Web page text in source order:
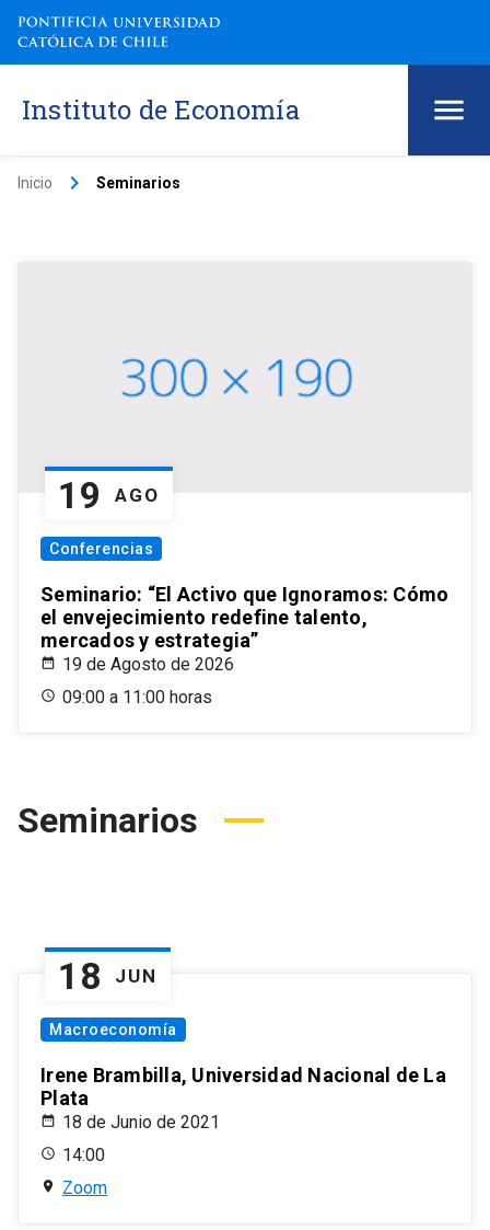
Instituto de Economía
Inicio keyboard_arrow_right Seminarios
19 AGO
Conferencias
Seminario: “El Activo que Ignoramos: Cómo
el envejecimiento redefine talento,
mercados y estrategia”
19 de Agosto de 2026
09:00 a 11:00 horas
Seminarios
18 JUN
Macroeconomía
Irene Brambilla, Universidad Nacional de La
Plata
18 de Junio de 2021
14:00
Zoom